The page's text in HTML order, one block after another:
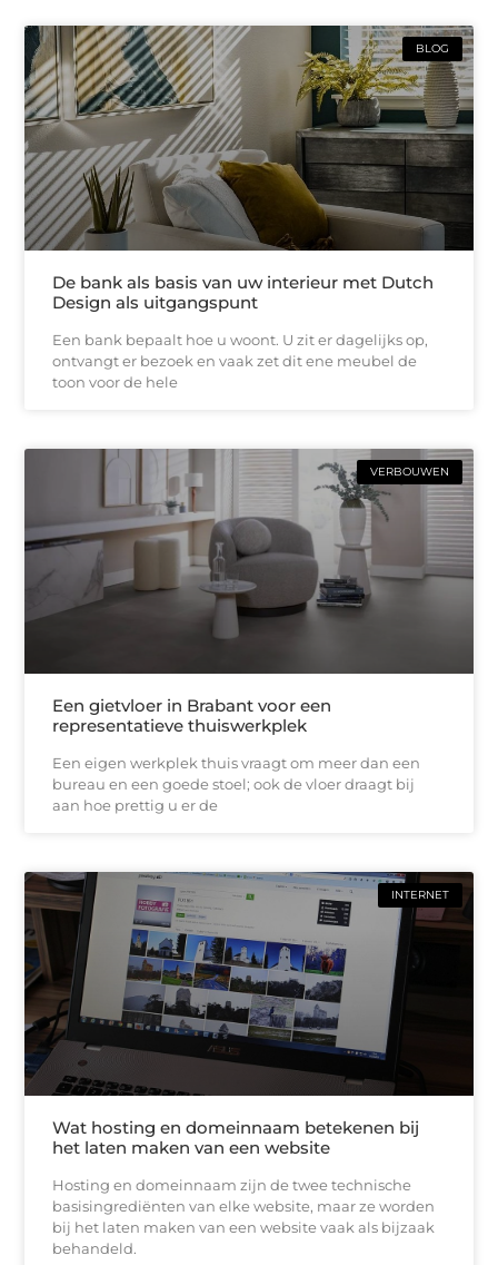
BLOG
De bank als basis van uw interieur met Dutch
Design als uitgangspunt
Een bank bepaalt hoe u woont. U zit er dagelijks op,
ontvangt er bezoek en vaak zet dit ene meubel de
toon voor de hele
VERBOUWEN
Een gietvloer in Brabant voor een
representatieve thuiswerkplek
Een eigen werkplek thuis vraagt om meer dan een
bureau en een goede stoel; ook de vloer draagt bij
aan hoe prettig u er de
INTERNET
Wat hosting en domeinnaam betekenen bij
het laten maken van een website
Hosting en domeinnaam zijn de twee technische
basisingrediënten van elke website, maar ze worden
bij het laten maken van een website vaak als bijzaak
behandeld.